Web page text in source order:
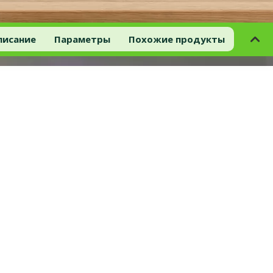
Параметры Похожие продукты